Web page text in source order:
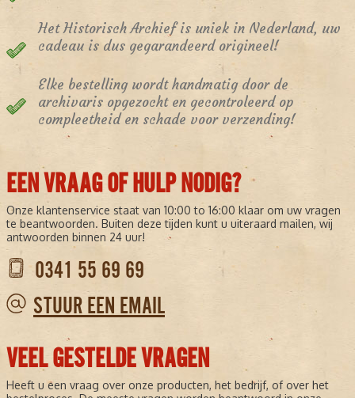
Het Historisch Archief is uniek in Nederland, uw
cadeau is dus gegarandeerd origineel!
Elke bestelling wordt handmatig door de
archivaris opgezocht en gecontroleerd op
compleetheid en schade voor verzending!
EEN VRAAG OF HULP NODIG?
Onze klantenservice staat van 10:00 to 16:00 klaar om uw vragen
te beantwoorden. Buiten deze tijden kunt u uiteraard mailen, wij
antwoorden binnen 24 uur!
0341 55 69 69
STUUR EEN EMAIL
VEEL GESTELDE VRAGEN
Heeft u een vraag over onze producten, het bedrijf, of over het